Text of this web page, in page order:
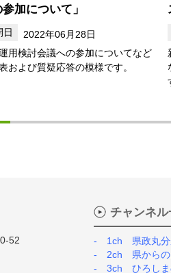
加について」
2022年06月28日
用検討会議への参加についてなど
および質疑応答の模様です。
52
チャンネ
1ch 県政丸分
2ch 県からの
3ch ひろしま